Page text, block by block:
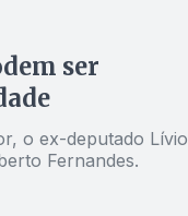
ser
o ex-deputado Lívio
Fernandes.